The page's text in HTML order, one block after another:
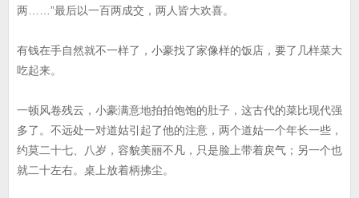
两……”最后以一百两成交，两人皆大欢喜。
有钱在手自然就不一样了，小豪找了家像样的饭店，要了几样菜大
吃起来。
一顿风卷残云，小豪满意地拍拍饱饱的肚子，这古代的菜比现代强
多了。不远处一对道姑引起了他的注意，两个道姑一个年长一些，
约莫二十七、八岁，容貌美丽不凡，只是脸上带着戾气；另一个也
就二十左右。桌上放着柄拂尘。